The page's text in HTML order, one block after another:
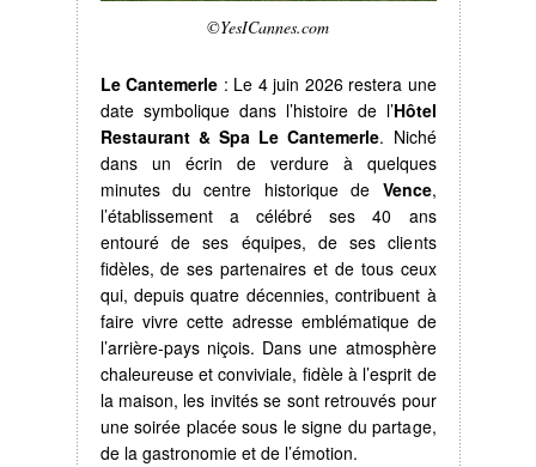
©YesICannes.com
Le Cantemerle : Le 4 juin 2026 restera une
date symbolique dans l’histoire de l’Hôtel
Restaurant & Spa Le Cantemerle. Niché
dans un écrin de verdure à quelques
minutes du centre historique de Vence,
l’établissement a célébré ses 40 ans
entouré de ses équipes, de ses clients
fidèles, de ses partenaires et de tous ceux
qui, depuis quatre décennies, contribuent à
faire vivre cette adresse emblématique de
l’arrière-pays niçois. Dans une atmosphère
chaleureuse et conviviale, fidèle à l’esprit de
la maison, les invités se sont retrouvés pour
une soirée placée sous le signe du partage,
de la gastronomie et de l’émotion.